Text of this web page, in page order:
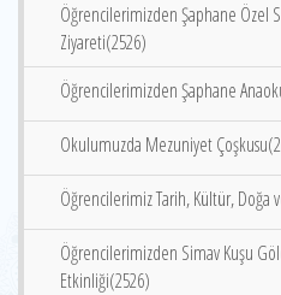
Öğrencilerimizden Şaphane Özel
Ziyareti(2526)
Öğrencilerimizden Şaphane
Okulumuzda Mezuniyet
Öğrencilerimiz Tarih, Kültür, Doğa
Öğrencilerimizden Simav Kuşu
Etkinliği(2526)